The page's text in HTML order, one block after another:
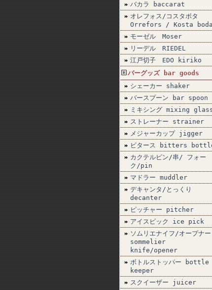
バカラ baccarat
オレフォス/コスタボタ
Orrefors / Kosta boda
モーゼル Moser
リーデル RIEDEL
江戸切子 EDO kiriko
バーグッズ bar goods
シェーカー shaker
バースプーン bar spoon
ミキシング mixing
ストレーナー strainer
メジャーカップ jigger
ビタース bitters
カクテルピン/串/ フォー
ク/pin
マドラー muddler
デキャンタ/とっくり
decanter
ピッチャー pitcher
アイスピック ice pick
ソムリエナイフ/オープナー
sommelier
knife/opener
ボトルストッパー bottle
keeper
スクイーザー juicer